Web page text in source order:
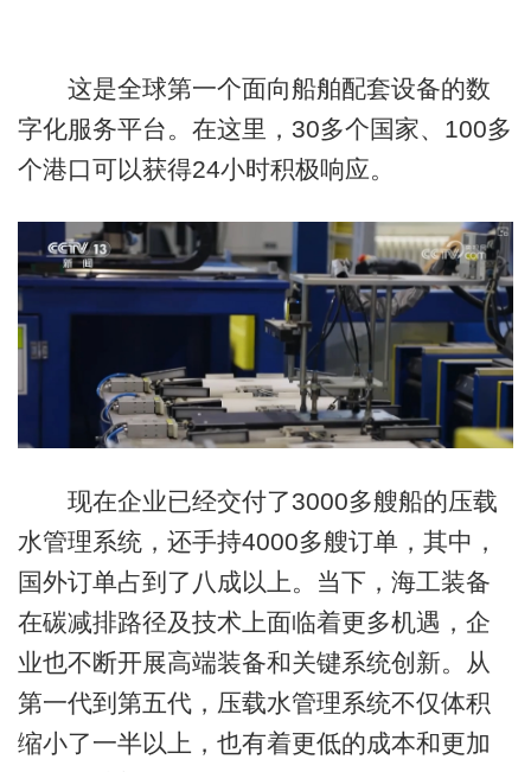
这是全球第一个面向船舶配套设备的数
字化服务平台。在这里，30多个国家、100多
个港口可以获得24小时积极响应。
现在企业已经交付了3000多艘船的压载
水管理系统，还手持4000多艘订单，其中，
国外订单占到了八成以上。当下，海工装备
在碳减排路径及技术上面临着更多机遇，企
业也不断开展高端装备和关键系统创新。从
第一代到第五代，压载水管理系统不仅体积
缩小了一半以上，也有着更低的成本和更加